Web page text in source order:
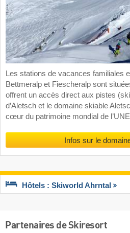
Les stations de vacances familiales
Bettmeralp et Fiescheralp sont
offrent un accès direct aux pistes
d’Aletsch et le domaine skiable
cœur du patrimoine mondial de
Infos sur le
Hôtels : Skiworld Ahrntal
Partenaires de Skiresort